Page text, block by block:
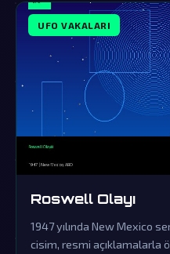
UFO VAKALARI
Roswell Olayı
1947 yılında New Mexico
cisim, resmi açıklamalarla